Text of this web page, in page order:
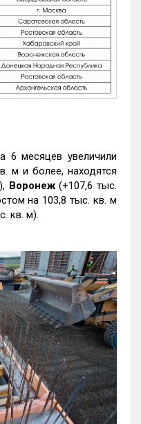
6 месяцев увеличили
м и более, находятся
Воронеж(+107,6 тыс.
на 103,8 тыс. кв. м
кв. м).